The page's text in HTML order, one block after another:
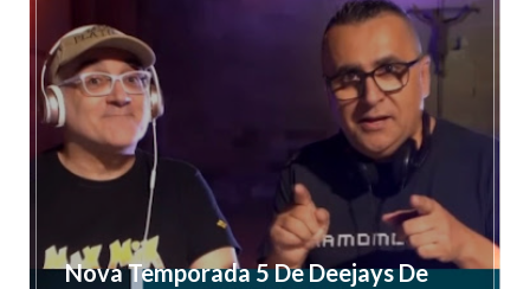
Nova Temporada 5 De Deejays De